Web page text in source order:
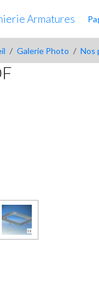
Armatures
Galerie Photo Nos